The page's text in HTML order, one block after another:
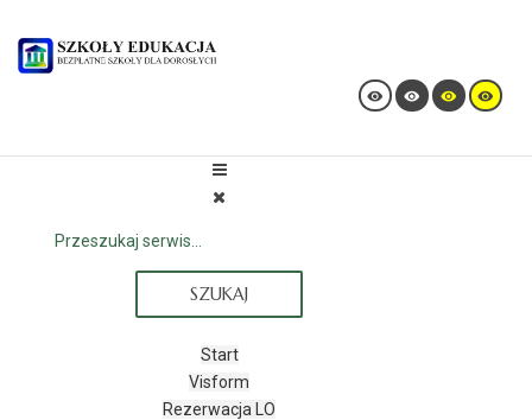
SZUKAJ
Start
Visform
Rezerwacja LO